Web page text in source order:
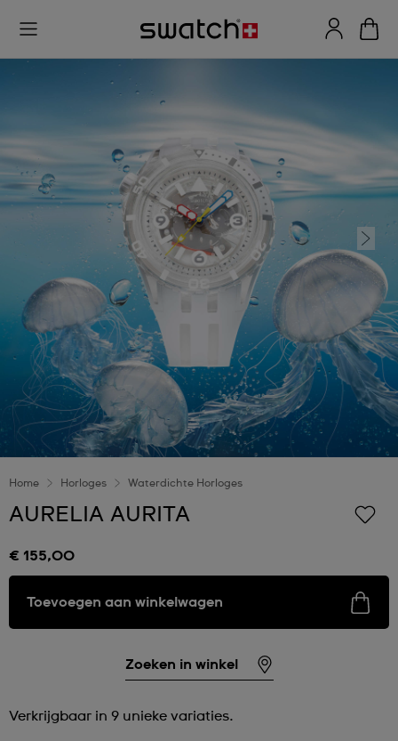
Home Horloges Waterdichte Horloges
AURELIA AURITA
€ 155,00
Toevoegen aan winkelwagen
Zoeken in winkel
Verkrijgbaar in 9 unieke variaties.